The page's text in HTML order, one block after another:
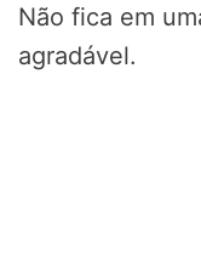
Não fica em
agradável.